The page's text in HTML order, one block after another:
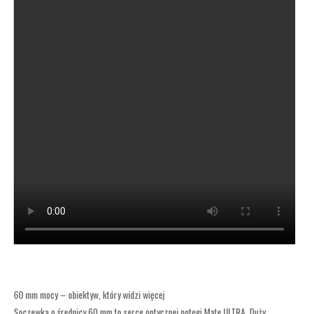
60 mm mocy – obiektyw, który widzi więcej